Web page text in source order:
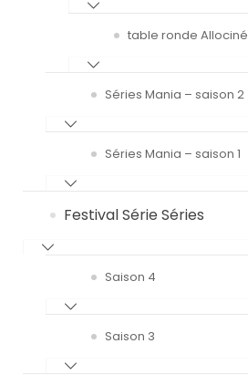
table ronde Allociné
Séries Mania – saison 2
Séries Mania – saison 1
Festival Série Séries
Saison 4
Saison 3